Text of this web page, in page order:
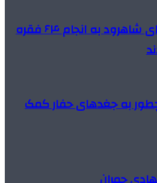
سارقان خانه باغ‌های شاهرود به انجام ۶۴ فقره
به جغدهای حفار کمک